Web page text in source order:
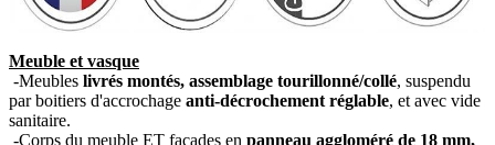
Meuble et vasque
-Meubles livrés montés, assemblage tourillonné/collé, suspendu
par boitiers d'accrochage anti-décrochement réglable, et avec vide
sanitaire.
-Corps du meuble ET façades en panneau aggloméré de 18 mm,